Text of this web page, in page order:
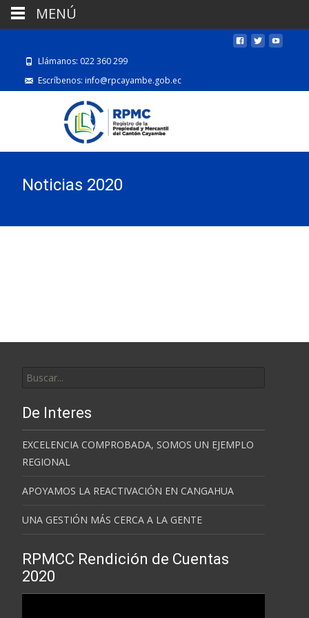
Llámanos: 022 360 299
Escríbenos: info@rpcayambe.gob.ec
Noticias 2020
por:
De Interes
EXCELENCIA COMPROBADA, SOMOS UN EJEMPLO
REGIONAL
APOYAMOS LA REACTIVACIÓN EN CANGAHUA
UNA GESTIÓN MÁS CERCA A LA GENTE
RPMCC Rendición de Cuentas
2020
MENÚ